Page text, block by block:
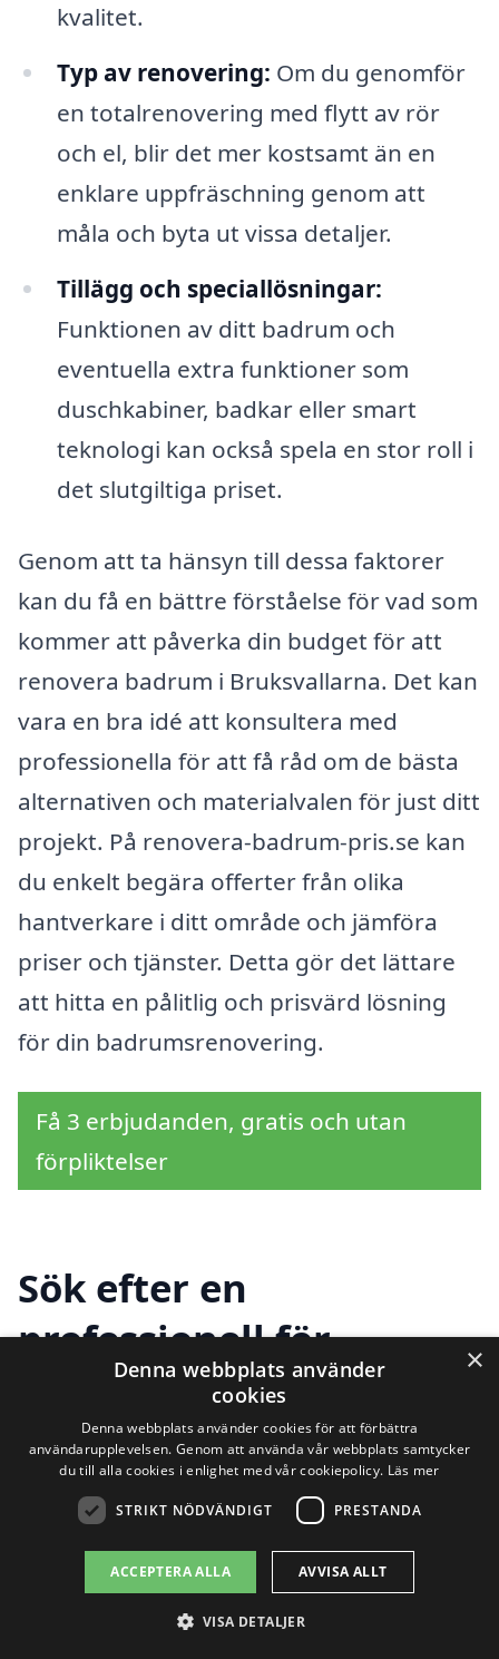
kvalitet.
Typ av renovering: Om du genomför
en totalrenovering med flytt av rör
och el, blir det mer kostsamt än en
enklare uppfräschning genom att
måla och byta ut vissa detaljer.
Tillägg och speciallösningar:
Funktionen av ditt badrum och
eventuella extra funktioner som
duschkabiner, badkar eller smart
teknologi kan också spela en stor roll i
det slutgiltiga priset.
Genom att ta hänsyn till dessa faktorer
kan du få en bättre förståelse för vad som
kommer att påverka din budget för att
renovera badrum i Bruksvallarna. Det kan
vara en bra idé att konsultera med
professionella för att få råd om de bästa
alternativen och materialvalen för just ditt
projekt. På renovera-badrum-pris.se kan
du enkelt begära offerter från olika
hantverkare i ditt område och jämföra
priser och tjänster. Detta gör det lättare
att hitta en pålitlig och prisvärd lösning
för din badrumsrenovering.
Få 3 erbjudanden, gratis och utan
förpliktelser
Sök efter en
professionell för
renovera badrum i
andra städer nära
Bruksvallarna
Att renovera badrum i Bruksvallarna
vara en stor och spännande process, men
×
Denna webbplats använder
cookies
Denna webbplats använder cookies för att förbättra
användarupplevelsen. Genom att använda vår webbplats samtycker
du till alla cookies i enlighet med vår cookiepolicy. Läs mer
STRIKT NÖDVÄNDIGT PRESTANDA
ACCEPTERA ALLA AVVISA ALLT
VISA DETALJER